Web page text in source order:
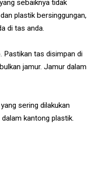
sebaiknya tidak
plastik bersinggungan,
di tas anda.
Pastikan tas disimpan di
jamur. Jamur dalam
sering dilakukan
kantong plastik.